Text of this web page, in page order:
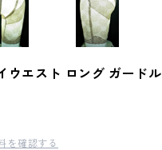
ウエスト ロング ガード
を確認する